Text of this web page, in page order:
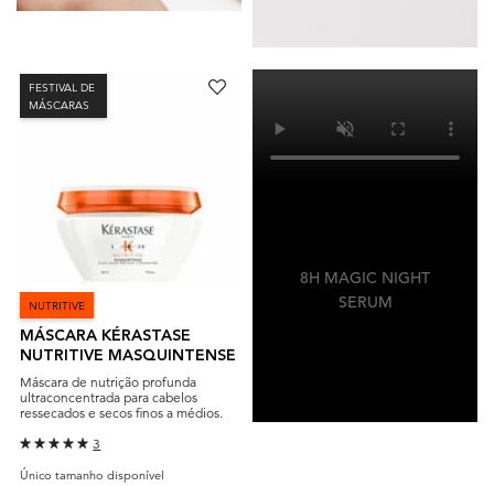
FESTIVAL DE
MÁSCARAS
NUTRITIVE
MÁSCARA KÉRASTASE
NUTRITIVE MASQUINTENSE
Máscara de nutrição profunda
ultraconcentrada para cabelos
ressecados e secos finos a médios.
3
Único tamanho disponível
8H MAGIC NIGHT
SERUM